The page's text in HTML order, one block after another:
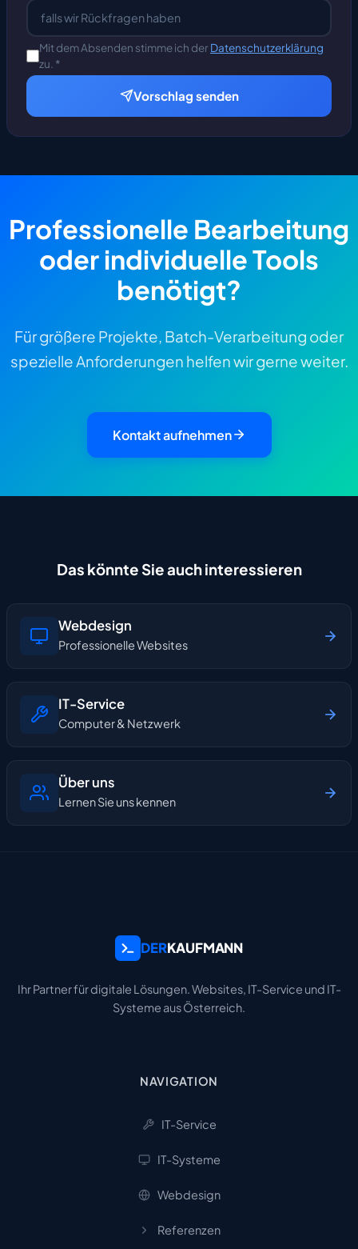
Mit dem Absenden stimme ich derDatenschutzerklärung
zu. *
Vorschlag senden
Professionelle Bearbeitung
oder individuelle Tools
benötigt?
Für größere Projekte, Batch-Verarbeitung oder
spezielle Anforderungen helfen wir gerne weiter.
Kontakt aufnehmen
Das könnte Sie auch interessieren
Webdesign
Professionelle Websites
IT-Service
Computer & Netzwerk
Über uns
Lernen Sie uns kennen
DERKAUFMANN
Ihr Partner für digitale Lösungen. Websites, IT-Service und IT-
Systeme aus Österreich.
NAVIGATION
IT-Service
IT-Systeme
Webdesign
Referenzen